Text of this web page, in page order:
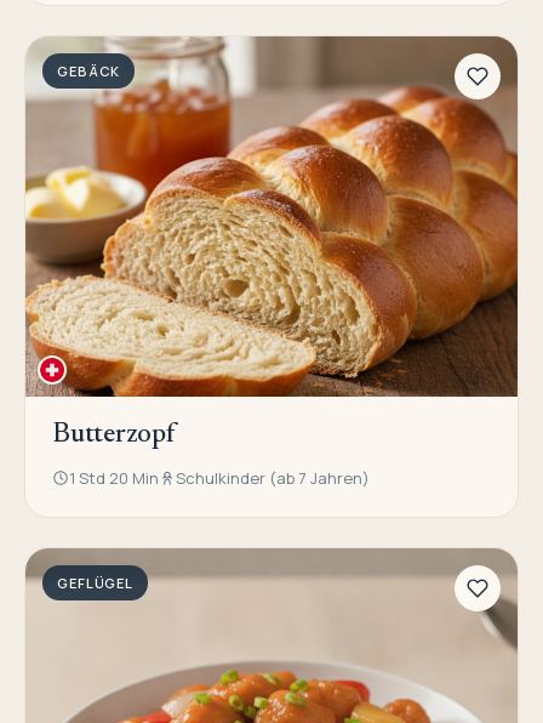
GEBÄCK
Butterzopf
1 Std 20 Min Schulkinder (ab 7 Jahren)
GEFLÜGEL